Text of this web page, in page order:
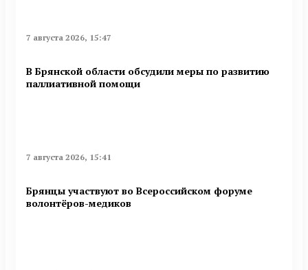
7 августа 2026, 15:47
В Брянской области обсудили меры по развитию
паллиативной помощи
7 августа 2026, 15:41
Брянцы участвуют во Всероссийском форуме
волонтёров-медиков